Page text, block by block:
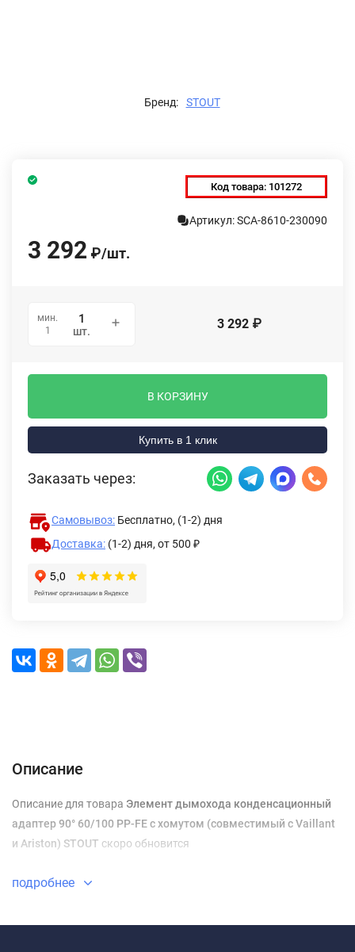
Бренд: STOUT
Код товара: 101272
Артикул: SCA-8610-230090
3 292 ₽/шт.
мин.
1
шт. 3 292 ₽
В КОРЗИНУ
Купить в 1 клик
Заказать через:
Самовывоз: Бесплатно, (1-2) дня
Доставка: (1-2) дня, от 500 ₽
Описание
Описание для товара Элемент дымохода конденсационный
адаптер 90° 60/100 PP-FE c хомутом (совместимый с Vaillant
и Ariston) STOUT скоро обновится
подробнее